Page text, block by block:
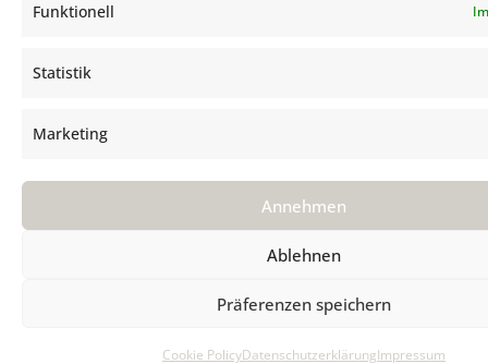
Funktionell
Statistik
Marketing
Annehmen
Ablehnen
Präferenzen speichern
Cookie PolicyDatenschutzerklärungImpressum